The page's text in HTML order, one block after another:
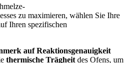
zu maximieren, wählen Sie Ihre
Ihren spezifischen
auf Reaktionsgenauigkeit
thermische Trägheit des Ofens, um